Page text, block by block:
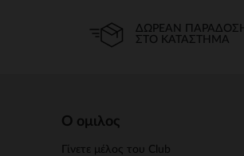
ΔΩΡΕΆΝ ΠΑΡΆΔΟΣΗ
ΣΤΟ ΚΑΤΆΣΤΗΜΑ
Ο ομιλος
Γίνετε μέλος του Club